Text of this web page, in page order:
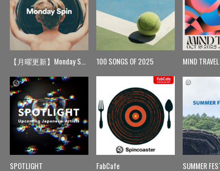
【月曜更新】Monday Spin
SPOTLIGHT
100 SONGS OF 2025
FabCafe
MIND TRAVEL
SUMMER